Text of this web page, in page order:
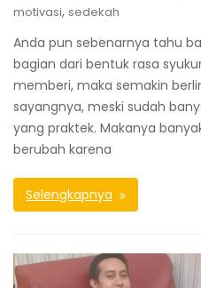
motivasi, sedekah
Anda pun sebenarnya tahu
bagian dari bentuk rasa
memberi, maka semakin
sayangnya, meski sudah
yang praktek. Makanya
berubah karena
Selengkapnya